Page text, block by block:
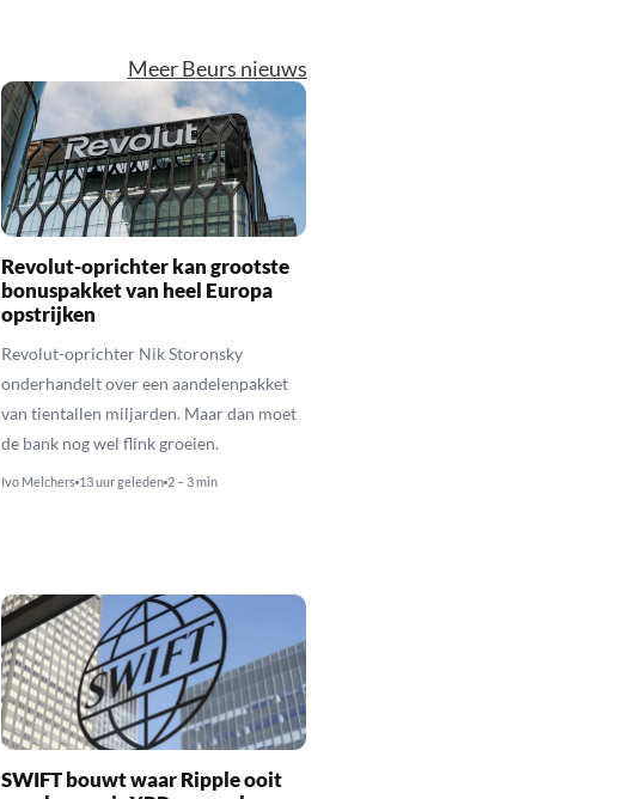
Meer Beurs nieuws
Revolut-oprichter kan grootste
bonuspakket van heel Europa
opstrijken
Revolut-oprichter Nik Storonsky
onderhandelt over een aandelenpakket
van tientallen miljarden. Maar dan moet
de bank nog wel flink groeien.
Ivo Melchers 13 uur geleden 2 – 3 min
SWIFT bouwt waar Ripple ooit